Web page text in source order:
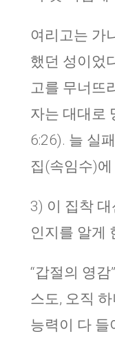
여리고는 가
했던 성이었
고를 무너뜨
자는 대대로
6:26). 늘 실
집(속임수)
3) 이 집착
인지를 알게
“갑절의 영
스도, 오직
능력이 다 들